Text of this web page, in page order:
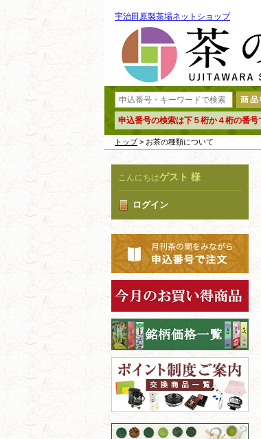
宇治田原製茶場ネットショップ
申込番号の検索は下５桁か４桁の番号
トップ> お茶の種類について
こんにちはゲスト 様
ログイン